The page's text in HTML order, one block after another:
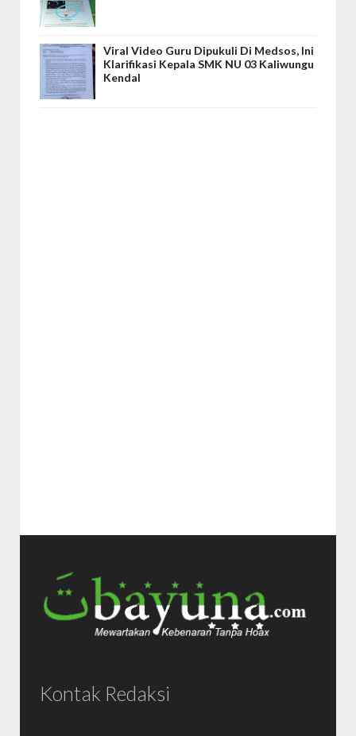
Viral Video Guru Dipukuli Di Medsos, Ini
Klarifikasi Kepala SMK NU 03 Kaliwungu
Kendal
Kontak Redaksi